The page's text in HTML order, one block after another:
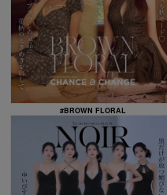
#BROWN FLORAL